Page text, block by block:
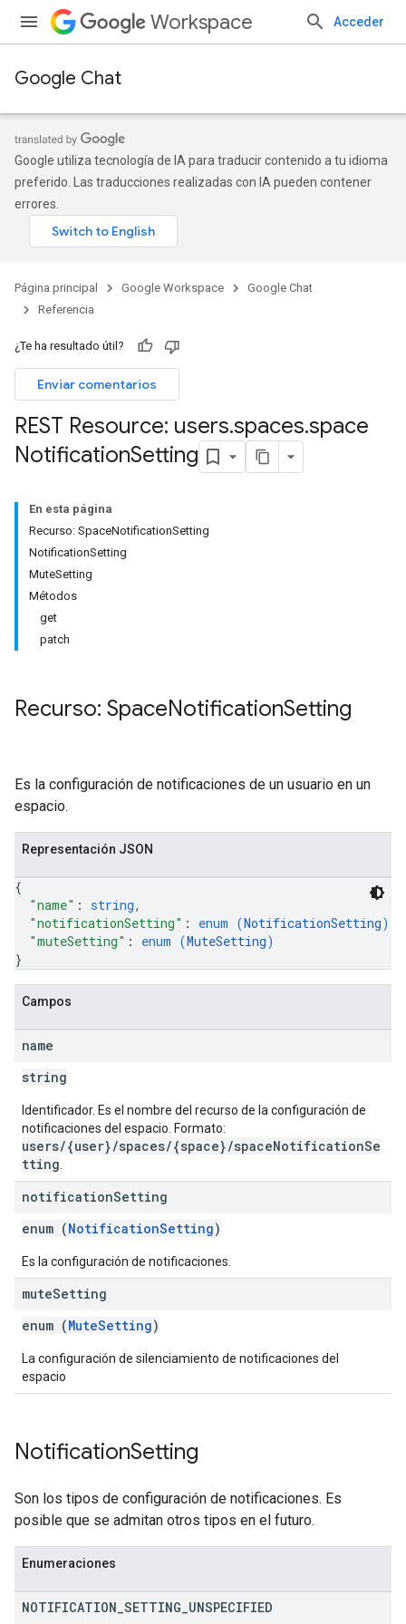
Workspace Acceder
Google Chat
Google utiliza tecnología de IA para traducir contenido a tu idioma
preferido. Las traducciones realizadas con IA pueden contener
errores.
Página principal Google Workspace
Google Chat
Referencia
¿Te ha resultado útil?
Enviar comentarios
REST Resource: users.spaces.space
NotificationSetting
En esta página
Recurso: SpaceNotificationSetting
NotificationSetting
MuteSetting
Métodos
get
patch
Recurso: SpaceNotificationSetting
Es la configuración de notificaciones de un usuario en un
espacio.
Representación JSON
{
"name" : string,
"notificationSetting" : enum (NotificationSetting)
"muteSetting" : enum (MuteSetting)
}
Campos
name
string
Identificador. Es el nombre del recurso de la configuración de
notificaciones del espacio. Formato:
users/{user}/spaces/{space}/spaceNotificationSe
tting
notificationSetting
enum (NotificationSetting)
Es la configuración de notificaciones.
muteSetting
enum (MuteSetting)
La configuración de silenciamiento de notificaciones del
espacio
NotificationSetting
Son los tipos de configuración de notificaciones. Es
posible que se admitan otros tipos en el futuro.
Enumeraciones
NOTIFICATION SETTING UNSPECIFIED